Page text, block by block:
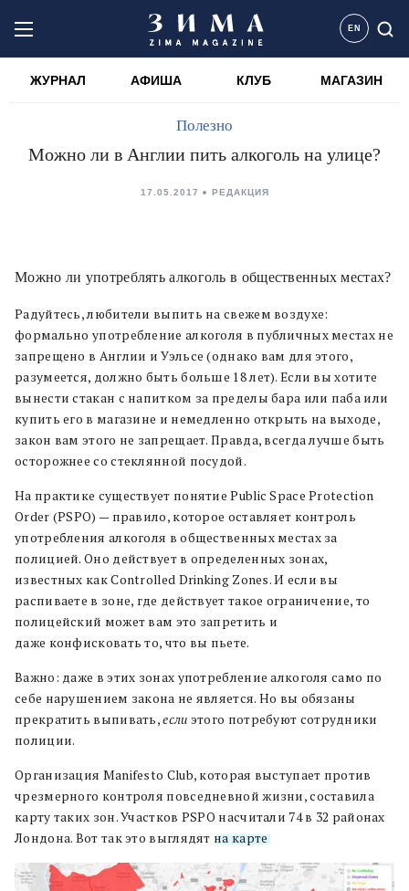
EN
ЖУРНАЛ АФИША КЛУБ МАГАЗИН
Полезно
Можно ли в Англии пить алкоголь на улице?
17.05.2017 РЕДАКЦИЯ
Можно ли употреблять алкоголь в общественных местах?
Радуйтесь, любители выпить на свежем воздухе:
формально употребление алкоголя в публичных местах не
запрещено в Англии и Уэльсе (однако вам для этого,
разумеется, должно быть больше 18 лет). Если вы хотите
вынести стакан с напитком за пределы бара или паба или
купить его в магазине и немедленно открыть на выходе,
закон вам этого не запрещает. Правда, всегда лучше быть
осторожнее со стеклянной посудой.
На практике существует понятие Public Space Protection
Order (PSPO) — правило, которое оставляет контроль
употребления алкоголя в общественных местах за
полицией. Оно действует в определенных зонах,
известных как Controlled Drinking Zones. И если вы
распиваете в зоне, где действует такое ограничение, то
полицейский может вам это запретить и
даже конфисковать то, что вы пьете.
Важно: даже в этих зонах употребление алкоголя само по
себе нарушением закона не является. Но вы обязаны
прекратить выпивать,если этого потребуют сотрудники
полиции.
Организация Manifesto Club, которая выступает против
чрезмерного контроля повседневной жизни, составила
карту таких зон. Участков PSPO насчитали 74 в 32 районах
Лондона. Вот так это выглядят на карте.